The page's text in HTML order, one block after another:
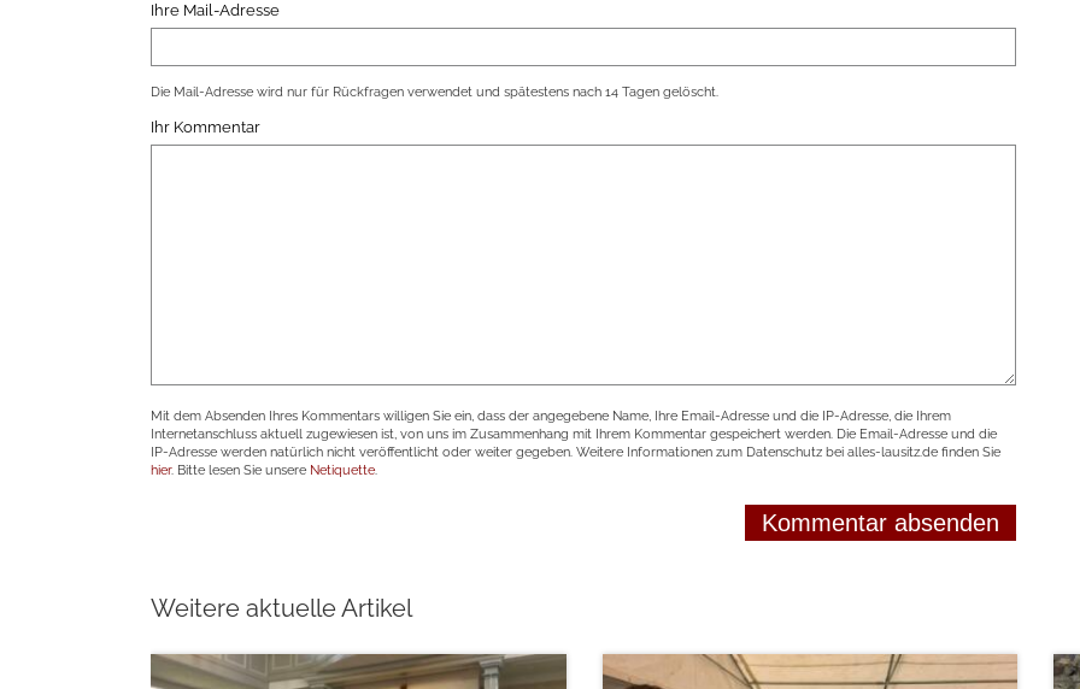
Ihre Mail-Adresse
Die Mail-Adresse wird nur für Rückfragen verwendet und spätestens nach 14 Tagen gelöscht.
Ihr Kommentar
Mit dem Absenden Ihres Kommentars willigen Sie ein, dass der angegebene Name, Ihre Email-Adresse und die IP-Adresse, die Ihrem
Internetanschluss aktuell zugewiesen ist, von uns im Zusammenhang mit Ihrem Kommentar gespeichert werden. Die Email-Adresse und die
IP-Adresse werden natürlich nicht veröffentlicht oder weiter gegeben. Weitere Informationen zum Datenschutz bei alles-lausitz.de finden Sie
hier. Bitte lesen Sie unsere Netiquette.
Weitere aktuelle Artikel